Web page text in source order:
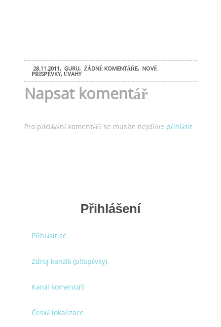
28.11.2011, GURU, ŽÁDNÉ KOMENTÁŘE, NOVÉ
PŘÍSPĚVKY,ÚVAHY
Napsat komentář
Pro přidávání komentářů se musíte nejdříve přihlásit.
Přihlášení
Přihlásit se
Zdroj kanálů (příspěvky)
Kanál komentářů
Česká lokalizace